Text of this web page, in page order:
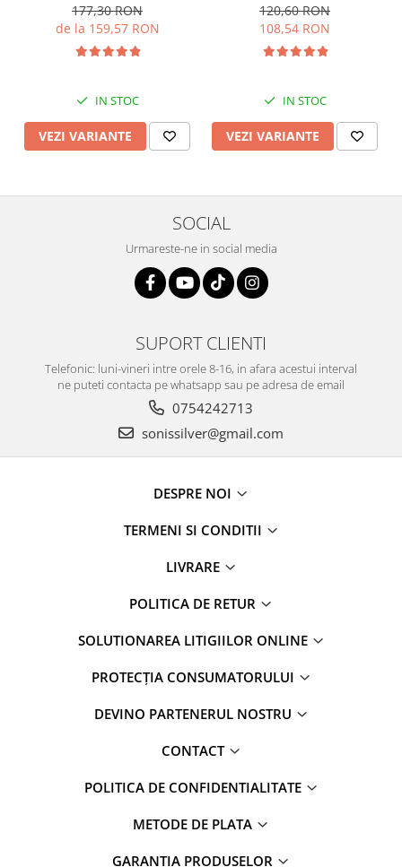
177,30 RON
de la 159,57 RON
IN STOC
VEZI VARIANTE
120,60 RON
108,54 RON
IN STOC
VEZI VARIANTE
SOCIAL
Urmareste-ne in social media
SUPORT CLIENTI
Telefonic: luni-vineri intre orele 8-16, in afara acestui interval
ne puteti contacta pe whatsapp sau pe adresa de email
0754242713
sonissilver@gmail.com
DESPRE NOI
TERMENI SI CONDITII
LIVRARE
POLITICA DE RETUR
SOLUTIONAREA LITIGIILOR ONLINE
PROTECȚIA CONSUMATORULUI
DEVINO PARTENERUL NOSTRU
CONTACT
POLITICA DE CONFIDENTIALITATE
METODE DE PLATA
GARANTIA PRODUSELOR